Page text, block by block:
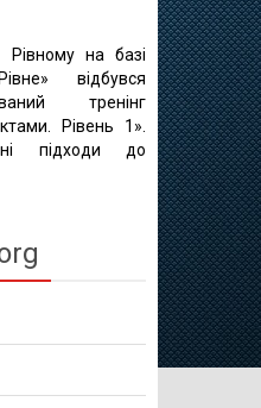
на базі
відбувся
тренінг
Рівень 1».
підходи до
16 Липня,
10 липня в
відбулася
міста Рівне
методичного